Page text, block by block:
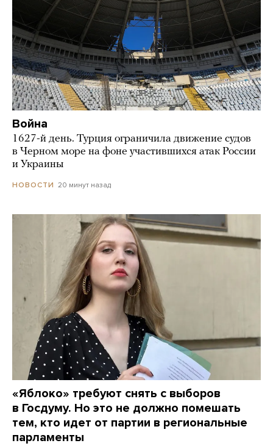
Война
1627-й день. Турция ограничила движение судов
в Черном море на фоне участившихся атак России
и Украины
НОВОСТИ 20 минут назад
«Яблоко» требуют снять с выборов
в Госдуму. Но это не должно помешать
тем, кто идет от партии в региональные
парламенты